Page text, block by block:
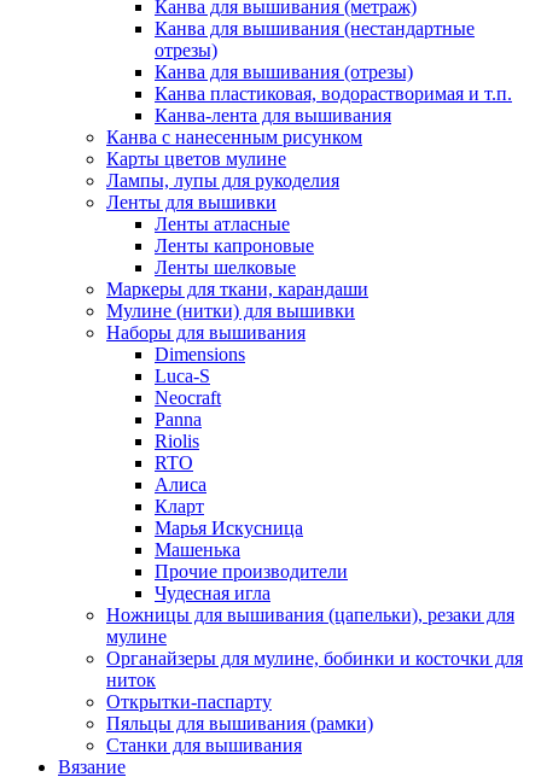
Канва для вышивания (метраж)
Канва для вышивания (нестандартные
отрезы)
Канва для вышивания (отрезы)
Канва пластиковая, водорастворимая и т.п.
Канва-лента для вышивания
Канва с нанесенным рисунком
Карты цветов мулине
Лампы, лупы для рукоделия
Ленты для вышивки
Ленты атласные
Ленты капроновые
Ленты шелковые
Маркеры для ткани, карандаши
Мулине (нитки) для вышивки
Наборы для вышивания
Dimensions
Luca-S
Neocraft
Panna
Riolis
RTO
Алиса
Кларт
Марья Искусница
Машенька
Прочие производители
Чудесная игла
Ножницы для вышивания (цапельки), резаки для
мулине
Органайзеры для мулине, бобинки и косточки для
ниток
Открытки-паспарту
Пяльцы для вышивания (рамки)
Станки для вышивания
Вязание